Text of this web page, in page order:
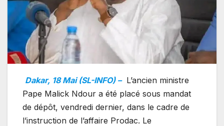
Dakar, 18 Mai (SL-INFO) – L’ancien ministre
Pape Malick Ndour a été placé sous mandat
de dépôt, vendredi dernier, dans le cadre de
l’instruction de l’affaire Prodac. Le